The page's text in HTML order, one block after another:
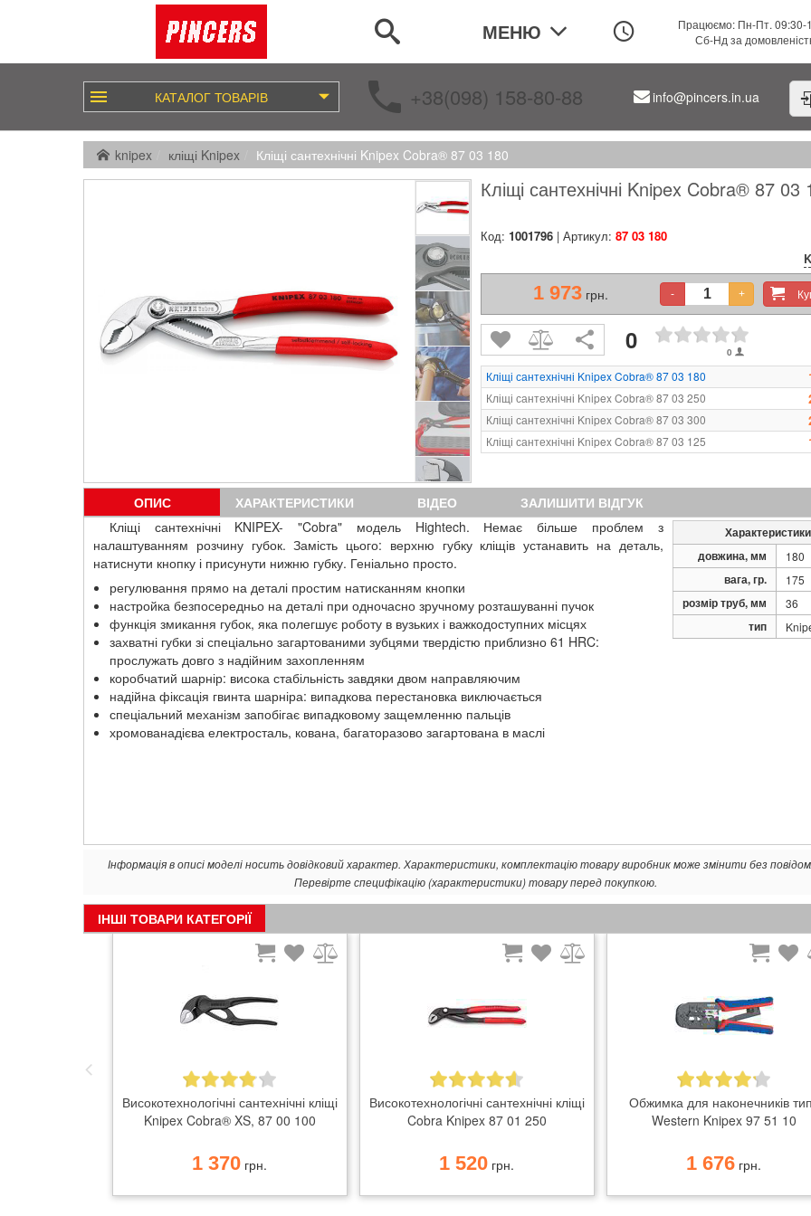
МЕНЮ
Працюємо: Пн-Пт. 09:30-
Сб-Нд за
КАТАЛОГ ТОВАРІВ +38(098) 158-80-88 info@pincers.in.ua
knipex кліщі Knipex Кліщі сантехнічні Knipex Cobra® 87 03 180
Кліщі сантехнічні Knipex Cobra® 87 03
Код: 1001796| Артикул: 87 03 180
1 973 грн. - +
0 0
Кліщі сантехнічні Knipex Cobra® 87 03 180
Кліщі сантехнічні Knipex Cobra® 87 03 250
Кліщі сантехнічні Knipex Cobra® 87 03 300
Кліщі сантехнічні Knipex Cobra® 87 03 125
ОПИС ХАРАКТЕРИСТИКИ ВІДЕО ЗАЛИШИТИ ВІДГУК
Характеристики
довжина, мм
180
вага, гр. 175
розмір труб, мм 36
тип
Кліщі сантехнічні KNIPEX- "Cobra" модель Hightech. Немає більше проблем з
налаштуванням розчину губок. Замість цього: верхню губку кліщів устанавить на деталь,
натиснути кнопку і присунути нижню губку. Геніально просто.
регулювання прямо на деталі простим натисканням кнопки
настройка безпосередньо на деталі при одночасно зручному розташуванні пучок
функція змикання губок, яка полегшує роботу в вузьких і важкодоступних місцях
захватні губки зі спеціально загартованими зубцями твердістю приблизно 61 HRC:
прослужать довго з надійним захопленням
коробчатий шарнір: висока стабільність завдяки двом направляючим
надійна фіксація гвинта шарніра: випадкова перестановка виключається
спеціальний механізм запобігає випадковому защемленню пальців
хромованадієва електросталь, кована, багаторазово загартована в маслі
Інформація в описі моделі носить довідковий характер. Характеристики, комплектацію товару виробник може змінити без
Перевірте специфікацію (характеристики) товару перед покупкою.
ІНШІ ТОВАРИ КАТЕГОРІЇ
Високотехнологічні сантехнічні кліщі
Knipex Cobra® XS, 87 00 100
1 370 грн.
Високотехнологічні сантехнічні кліщі
Cobra Knipex 87 01 250
1 520 грн.
Обжимка для наконечників
Western Knipex 97 51 10
1 676 грн.